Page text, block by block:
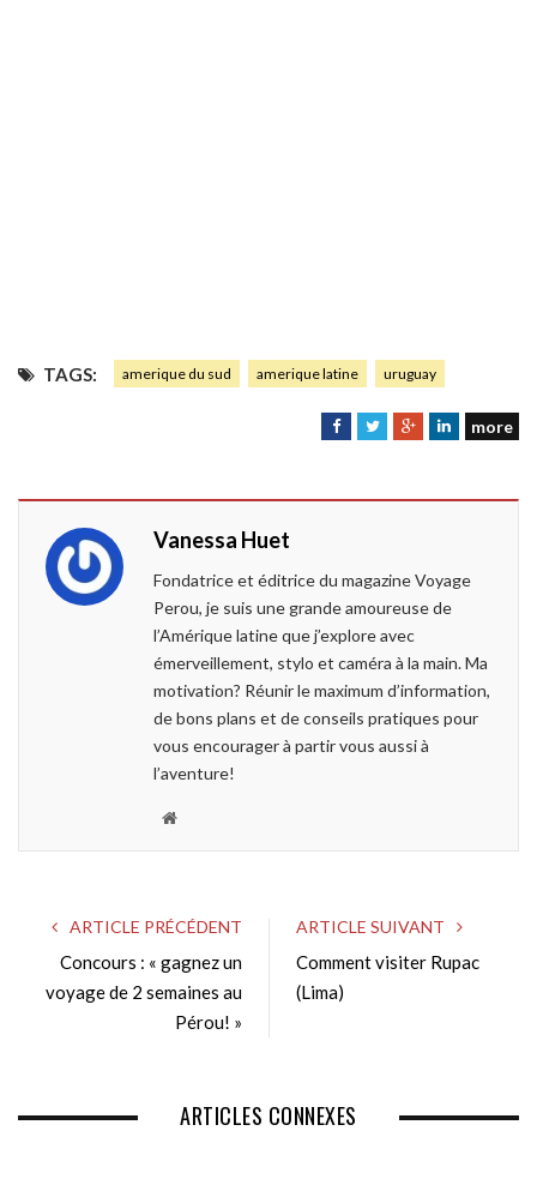
TAGS: amerique du sud amerique latine uruguay
F
o
k
T
r
G
+
L
I
n
more
Vanessa Huet
Fondatrice et éditrice du magazine Voyage
Perou, je suis une grande amoureuse de
l’Amérique latine que j’explore avec
émerveillement, stylo et caméra à la main. Ma
motivation? Réunir le maximum d’information,
de bons plans et de conseils pratiques pour
vous encourager à partir vous aussi à
l’aventure!
W
i
t
e
ARTICLE PRÉCÉDENT
Concours : « gagnez un
voyage de 2 semaines au
Pérou! »
ARTICLE SUIVANT
Comment visiter Rupac
(Lima)
ARTICLES CONNEXES